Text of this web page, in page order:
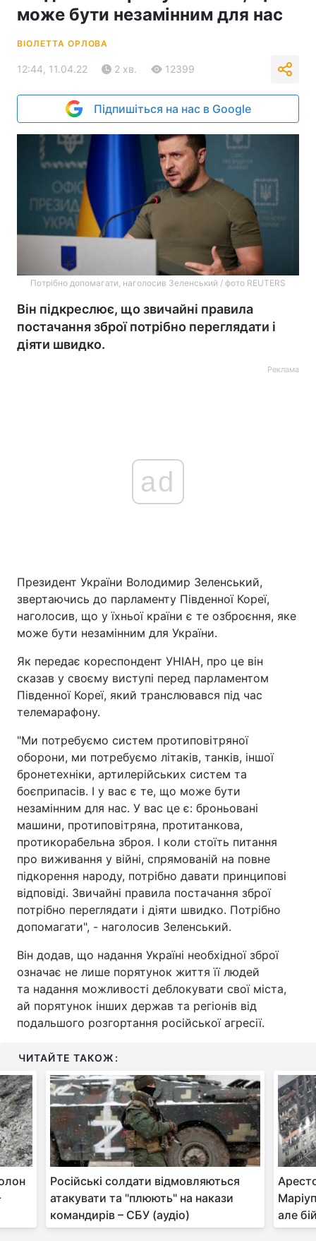
може бути незамінним для нас
ВІОЛЕТТА ОРЛОВА
12:44, 11.04.22 2 хв. 12399
Підпишіться на нас в Google
Потрібно допомагати, наголосив Зеленський / фото REUTERS
Він підкреслює, що звичайні правила
постачання зброї потрібно переглядати і
діяти швидко.
Реклама
ad
Президент України Володимир Зеленський,
звертаючись до парламенту Південної Кореї,
наголосив, що у їхньої країни є те озброєння, яке
може бути незамінним для України.
Як передає кореспондент УНІАН, про це він
сказав у своєму виступі перед парламентом
Південної Кореї, який транслювався під час
телемарафону.
"Ми потребуємо систем протиповітряної
оборони, ми потребуємо літаків, танків, іншої
бронетехніки, артилерійських систем та
боєприпасів. І у вас є те, що може бути
незамінним для нас. У вас це є: броньовані
машини, протиповітряна, протитанкова,
протикорабельна зброя. І коли стоїть питання
про виживання у війні, спрямованій на повне
підкорення народу, потрібно давати принципові
відповіді. Звичайні правила постачання зброї
потрібно переглядати і діяти швидко. Потрібно
допомагати", - наголосив Зеленський.
Він додав, що надання Україні необхідної зброї
означає не лише порятунок життя її людей
та надання можливості деблокувати свої міста,
ай порятунок інших держав та регіонів від
подальшого розгортання російської агресії.
ЧИТАЙТЕ ТАКОЖ:
Російські солдати відмовляються
атакувати та "плюють" на накази
командирів – СБУ (аудіо)
але